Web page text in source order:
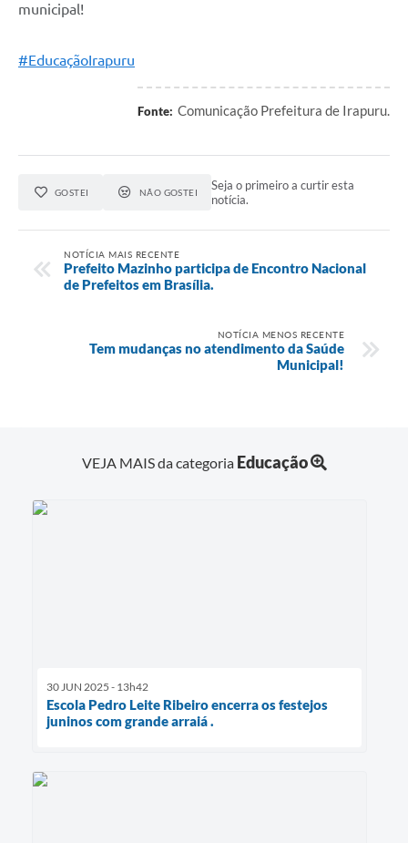
municipal!
#EducaçãoIrapuru
Fonte: Comunicação Prefeitura de Irapuru.
GOSTEI NÃO GOSTEI
Seja o primeiro a curtir esta
notícia.
NOTÍCIA MAIS RECENTE
Prefeito Mazinho participa de Encontro Nacional
de Prefeitos em Brasília.
NOTÍCIA MENOS RECENTE
Tem mudanças no atendimento da Saúde
Municipal!
VEJA MAIS da categoria Educação
30 JUN 2025 - 13h42
Escola Pedro Leite Ribeiro encerra os festejos
juninos com grande arraiá .